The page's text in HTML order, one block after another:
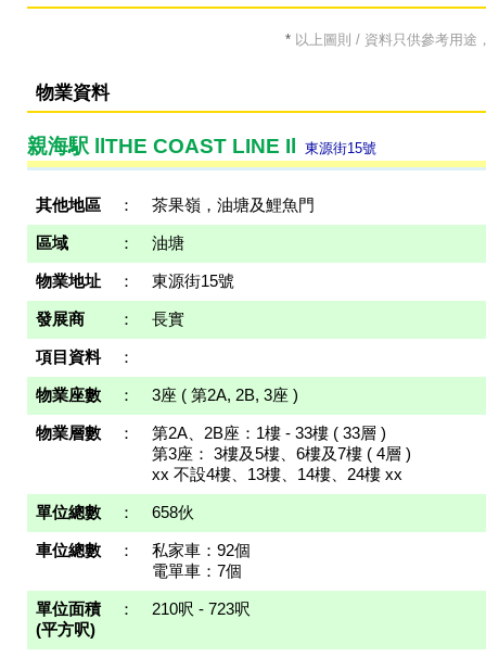
*以上圖則 / 資料只供參考用途
物業資料
親海駅 llTHE COAST LINE Il 東源街15號
其他地區 ： 茶果嶺，油塘及鯉魚門
區域 ： 油塘
物業地址 ： 東源街15號
發展商 ： 長實
項目資料 ：
物業座數 ： 3座 ( 第2A, 2B, 3座 )
物業層數 ：
第2A、2B座：1樓 - 33樓 ( 33層 )
第3座： 3樓及5樓、6樓及7樓 ( 4層 )
xx 不設4樓、13樓、14樓、24樓 xx
單位總數 ： 658伙
車位總數 ：
私家車：92個
電單車：7個
單位面積
(平方呎)
： 210呎 - 723呎